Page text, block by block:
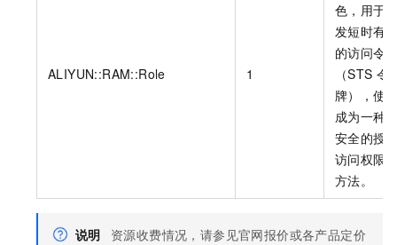
ALIYUN::RAM::Role 1
色，用于
发短时有
的访问令
（STS 令
牌），使
成为一种
安全的授
访问权限
方法。
说明
资源收费情况，请参见官网报价或各产品定价